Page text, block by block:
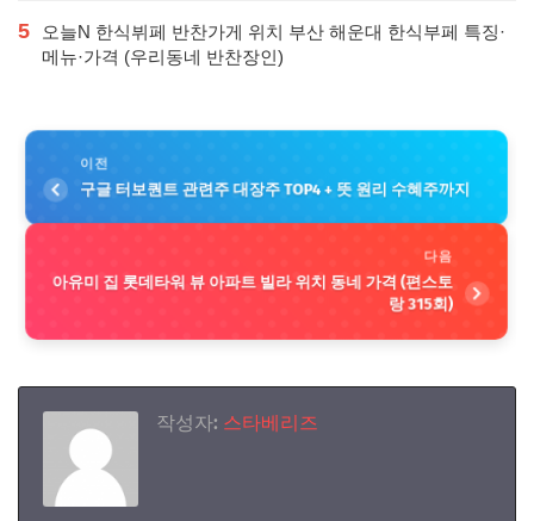
5
오늘N 한식뷔페 반찬가게 위치 부산 해운대 한식부페 특징·
메뉴·가격 (우리동네 반찬장인)
이전
구글 터보퀀트 관련주 대장주 TOP4 + 뜻 원리 수혜주까지
다음
아유미 집 롯데타워 뷰 아파트 빌라 위치 동네 가격 (편스토
랑 315회)
작성자: 스타베리즈